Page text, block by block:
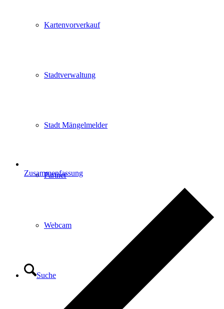
Kartenvorverkauf
Stadtverwaltung
Stadt Mängelmelder
Partner
Webcam
Suche
Zusammenfassung